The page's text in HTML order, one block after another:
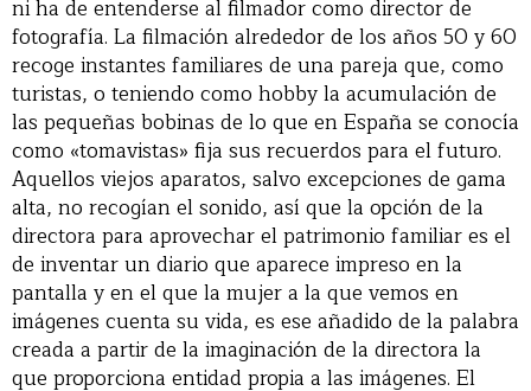
ni ha de entenderse al filmador como director de
fotografía. La filmación alrededor de los años 50 y 60
recoge instantes familiares de una pareja que, como
turistas, o teniendo como hobby la acumulación de
las pequeñas bobinas de lo que en España se conocía
como «tomavistas» fija sus recuerdos para el futuro.
Aquellos viejos aparatos, salvo excepciones de gama
alta, no recogían el sonido, así que la opción de la
directora para aprovechar el patrimonio familiar es el
de inventar un diario que aparece impreso en la
pantalla y en el que la mujer a la que vemos en
imágenes cuenta su vida, es ese añadido de la palabra
creada a partir de la imaginación de la directora la
que proporciona entidad propia a las imágenes. El